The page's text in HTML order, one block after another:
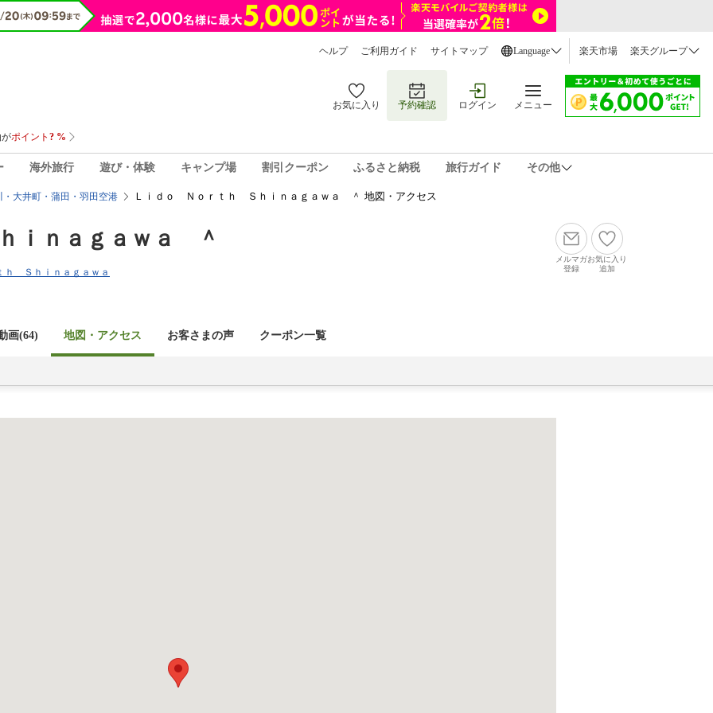
ヘルプ ご利用ガイド サイトマップ Language 楽天市場 楽天グループ
お気に入り 予約確認 ログイン メニュー
海外旅行 遊び・体験 キャンプ場 割引クーポン ふるさと納税 旅行ガイド その他
・大井町・蒲田・羽田空港 Ｌｉｄｏ Ｎｏｒｔｈ Ｓｈｉｎａｇａｗａ ＾ 地図・アクセス
ｉｎａｇａｗａ ＾
Ｓｈｉｎａｇａｗａ
メルマガ
登録
お気に入り
追加
画(64) 地図・アクセス お客さまの声 クーポン一覧